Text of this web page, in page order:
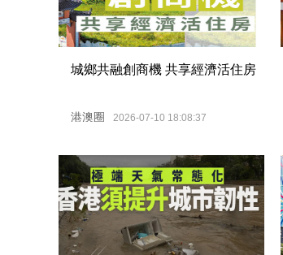
城鄉共融創商機 共享經濟活住房
港澳圈 2026-07-10 18:08:37